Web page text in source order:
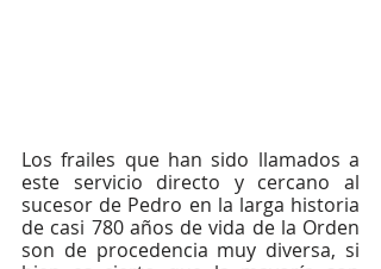
Los frailes que han sido llamados a
este servicio directo y cercano al
sucesor de Pedro en la larga historia
de casi 780 años de vida de la Orden
son de procedencia muy diversa, si